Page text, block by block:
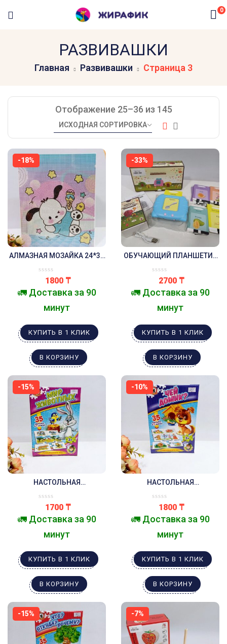
0
РАЗВИВАШКИ
Главная Развивашки Страница 3
Отображение 25–36 из 145
-18%
АЛМАЗНАЯ МОЗАЙКА 24*30
1800 ₸
🚛 Доставка за 90
минут
КУПИТЬ В 1 КЛИК
В КОРЗИНУ
-33%
ОБУЧАЮЩИЙ ПЛАНШЕТИК
АНГЛИЙСКОМ ЯЗЫКЕ.
2700 ₸
🚛 Доставка за 90
минут
КУПИТЬ В 1 КЛИК
В КОРЗИНУ
-15%
НАСТОЛЬНАЯ
МИР ЖИВОТНЫХ
1700 ₸
🚛 Доставка за 90
минут
КУПИТЬ В 1 КЛИК
В КОРЗИНУ
-10%
НАСТОЛЬНАЯ
ЧЕЙ ДОМИК ?
1800 ₸
🚛 Доставка за 90
минут
КУПИТЬ В 1 КЛИК
В КОРЗИНУ
-15% -7%